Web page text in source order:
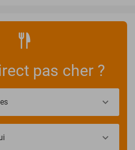
pas cher ?